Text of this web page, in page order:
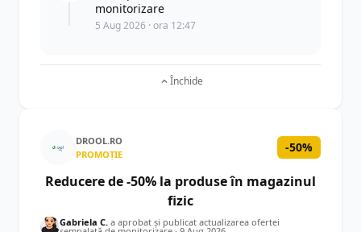
monitorizare
5 Aug 2026 · ora 12:47
Închide
DROOL.RO
PROMOȚIE
-50%
Reducere de -50% la produse în magazinul
fizic
Gabriela C. a aprobat și publicat actualizarea ofertei